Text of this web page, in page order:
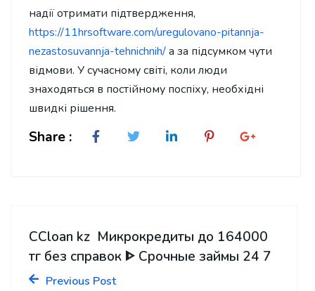
надії отримати підтвердження,
https://11hrsoftware.com/uregulovano-pitannja-
nezastosuvannja-tehnichnih/а за підсумком чути
відмови. У сучасному світі, коли люди
знаходяться в постійному поспіху, необхідні
швидкі рішення.
Share :
CCloan kz ️ Микрокредиты до 164000
тг без справок ᐈ Срочные займы 24 7
Previous Post